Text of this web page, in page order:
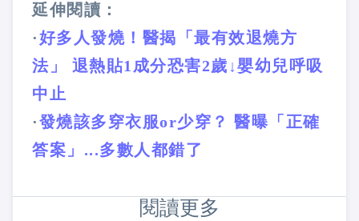
延伸閱讀：
·好多人發燒！醫揭「最有效退燒方
法」 退熱貼1成分恐害2歲↓嬰幼兒呼吸
中止
·發燒該多穿衣服or少穿？ 醫曝「正確
答案」...多數人都錯了
閱讀更多